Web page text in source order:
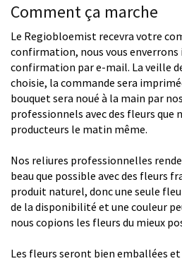
Comment ça marche
Le Regiobloemist recevra votre
confirmation, nous vous
confirmation par e-mail. La veille
choisie, la commande sera
bouquet sera noué à la main par
professionnels avec des fleurs que
producteurs le matin même.
Nos reliures professionnelles
beau que possible avec des fleurs
produit naturel, donc une seule
de la disponibilité et une couleur
nous copions les fleurs du mieux
Les fleurs seront bien emballées et